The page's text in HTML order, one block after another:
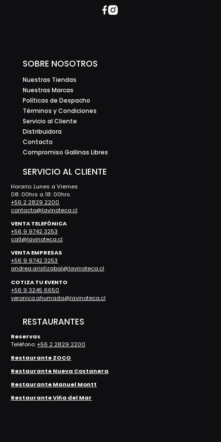
SOBRE NOSOTROS
Nuestras Tiendas
Nuestras Marcas
Políticas de Despacho
Términos y Condiciones
Servicio al Cliente
Distribuidora
Contacto
Compromiso Gallinas Libres
SERVICIO AL CLIENTE
Horario: Lunes a Viernes
08: 00hrs a 18: 00hrs.
+56 2 2829 2200
contacto@lavinoteca.cl
VENTA TELEFÓNICA
+56 9 9742 3253
call@lavinoteca.cl
VENTA EMPRESAS
+56 9 9742 3253
andrea.aristizabal@lavinoteca.cl
COTIZA TU EVENTO
+56 9 3245 6650
veronica.ahumada@lavinoteca.cl
RESTAURANTES
Reservas
Teléfono:+56 2 2829 2200
Restaurante ZOCO
Restaurante Nueva Costanera
Restaurante Manuel Montt
Restaurante Viña del Mar